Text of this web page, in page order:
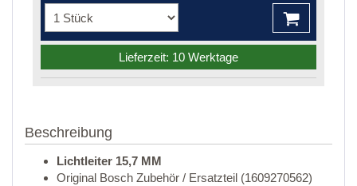
Lieferzeit: 10 Werktage
Beschreibung
Lichtleiter 15,7 MM
Original Bosch Zubehör / Ersatzteil (1609270562)